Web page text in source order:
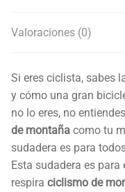
Valoraciones (0)
Si eres ciclista, sabes
y cómo una gran
no lo eres, no
de montaña como tu
sudadera es para
Esta sudadera es
respira ciclismo de